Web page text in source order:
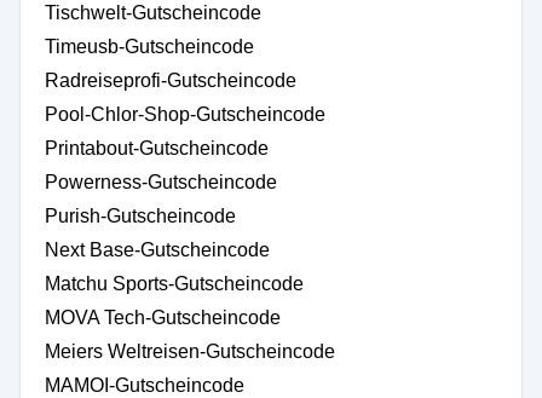
Tischwelt-Gutscheincode
Timeusb-Gutscheincode
Radreiseprofi-Gutscheincode
Pool-Chlor-Shop-Gutscheincode
Printabout-Gutscheincode
Powerness-Gutscheincode
Purish-Gutscheincode
Next Base-Gutscheincode
Matchu Sports-Gutscheincode
MOVA Tech-Gutscheincode
Meiers Weltreisen-Gutscheincode
MAMOI-Gutscheincode